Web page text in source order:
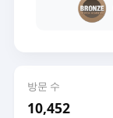
방문 수
10,452